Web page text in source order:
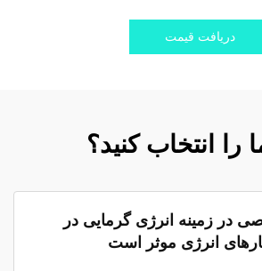
دریافت قیمت
را انتخاب کنید؟
در زمینه انرژی گرمایی در
انرژی موثر است